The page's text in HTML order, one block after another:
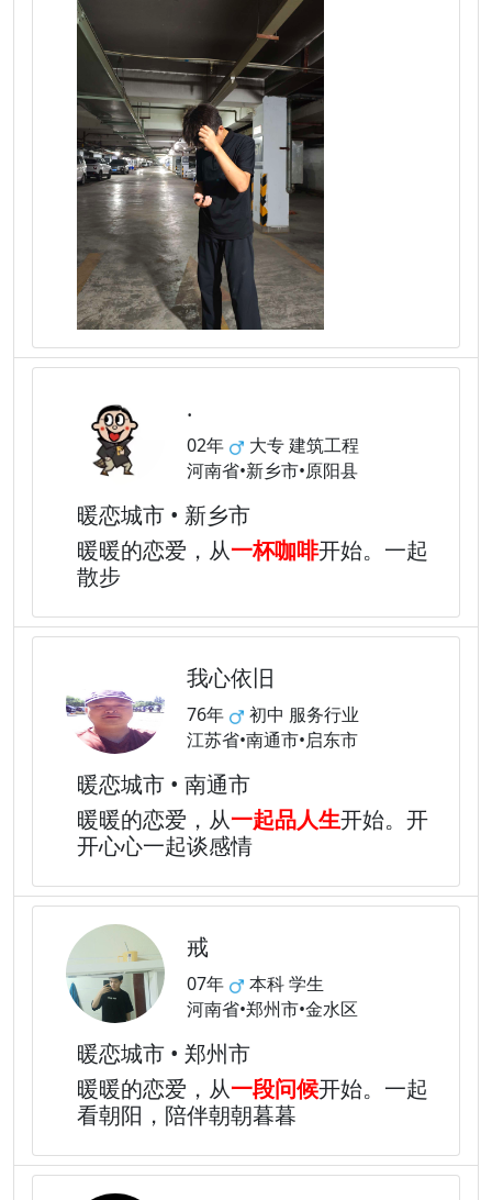
.
02年
大专 建筑工程
河南省•新乡市•原阳县
暖恋城市 • 新乡市
暖暖的恋爱，从一杯咖啡开始。一起
散步
我心依旧
76年
初中 服务行业
江苏省•南通市•启东市
暖恋城市 • 南通市
暖暖的恋爱，从一起品人生开始。开
开心心一起谈感情
戒
07年
本科 学生
河南省•郑州市•金水区
暖恋城市 • 郑州市
暖暖的恋爱，从一段问候开始。一起
看朝阳，陪伴朝朝暮暮